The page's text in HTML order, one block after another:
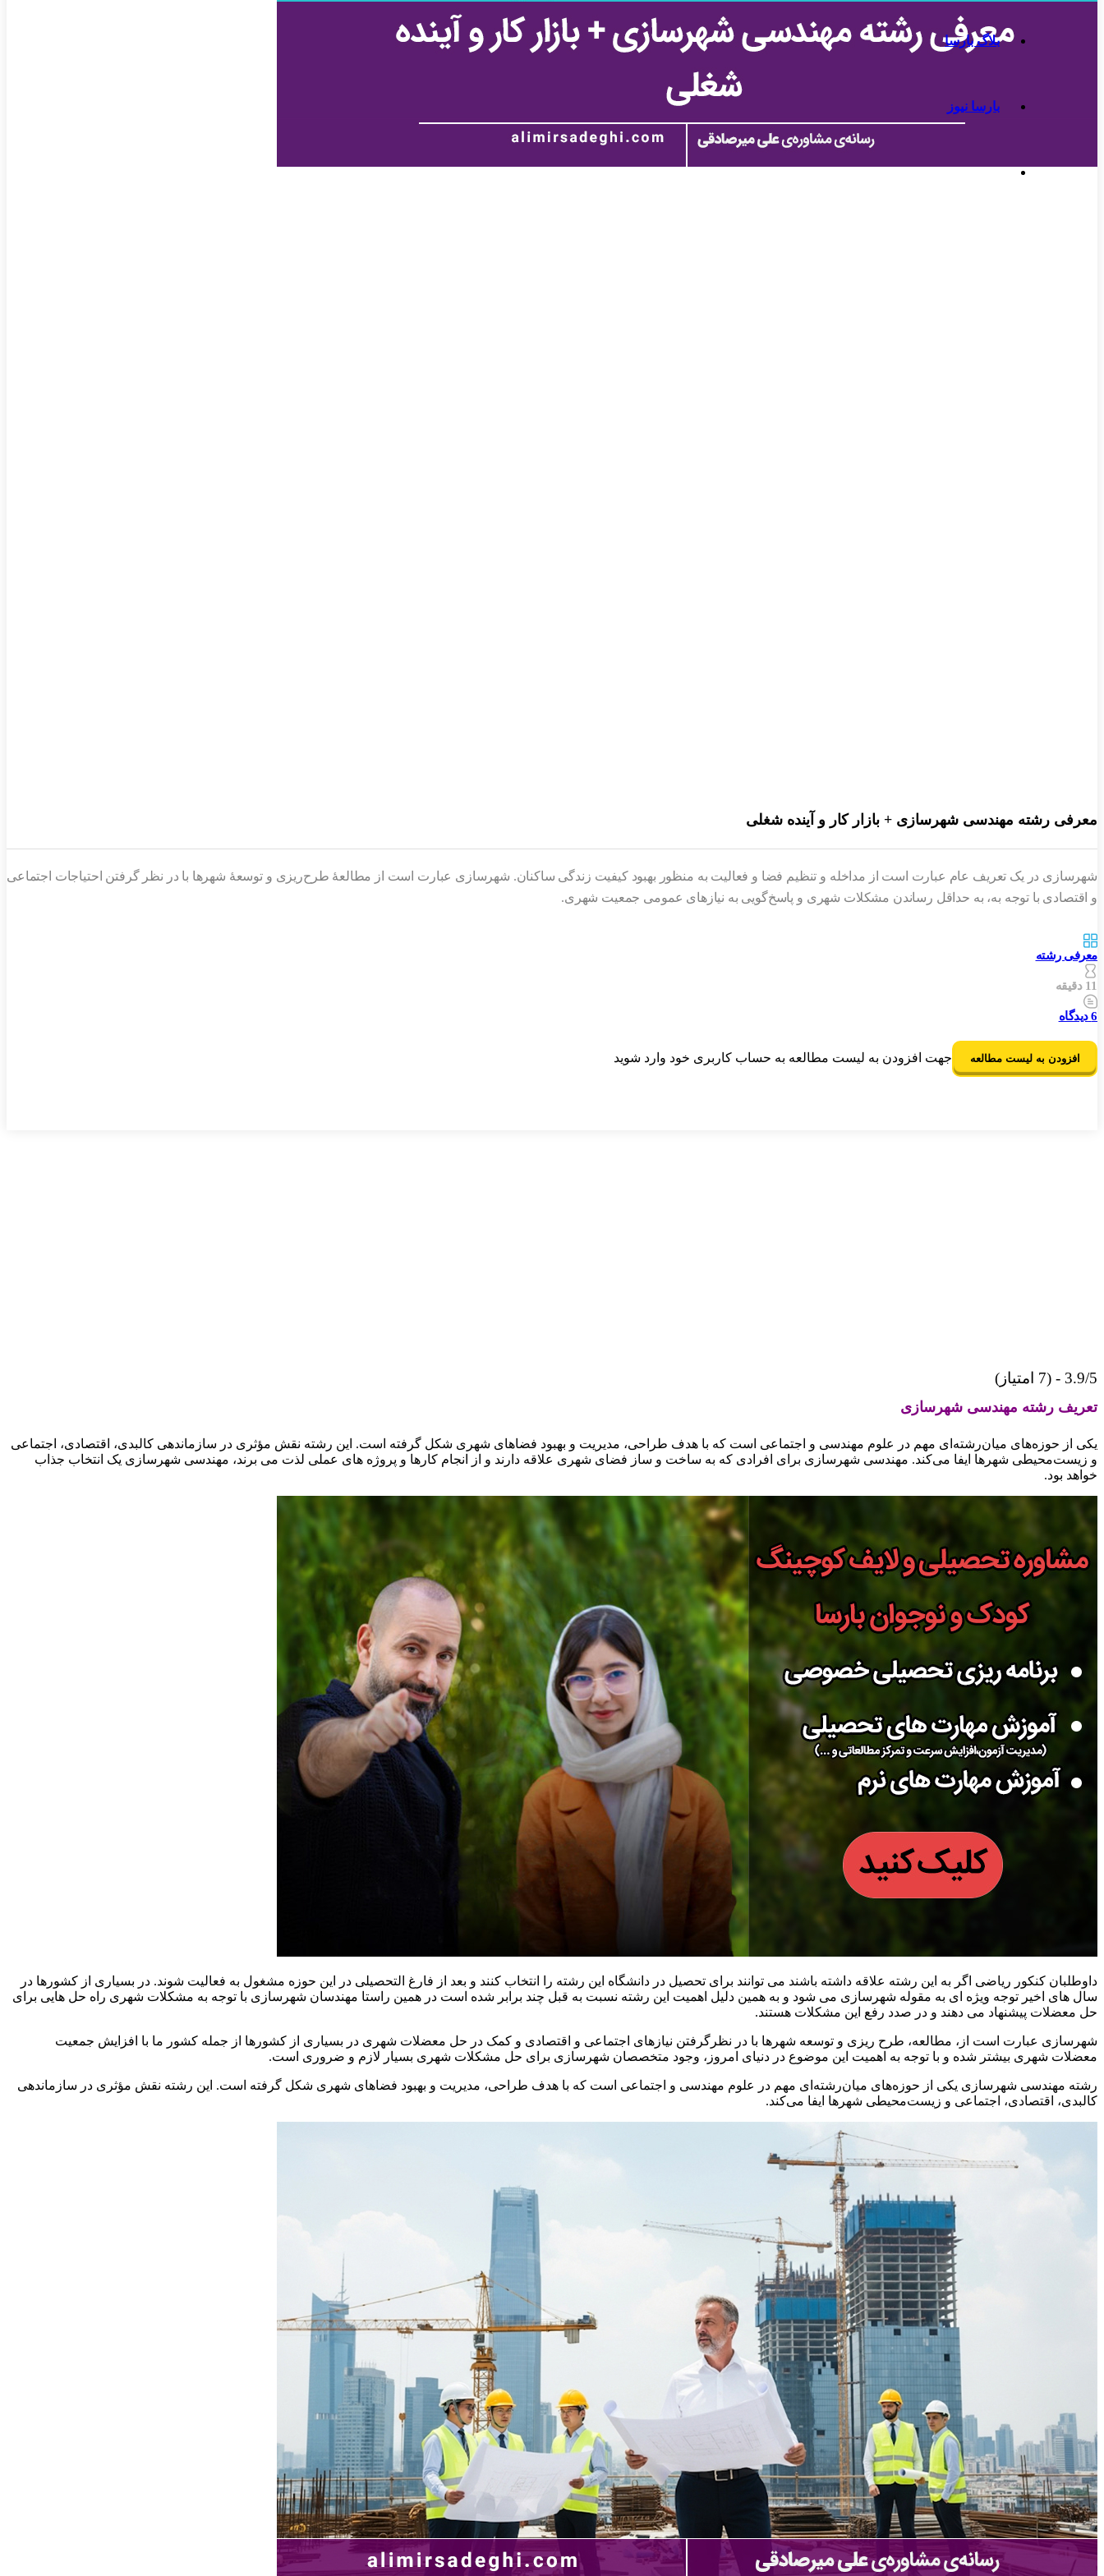
بلاگ بارسا
بارسا نیوز
معرفی رشته مهندسی شهرسازی + بازار کار و آینده شغلی
شهرسازی در یک تعریف عام عبارت است از مداخله و تنظیم فضا و فعالیت به منظور بهبود کیفیت زندگی ساکنان. شهرسازی عبارت است از مطالعهٔ طرح‌ریزی و توسعهٔ شهرها با در نظر گرفتن احتیاجات اجتماعی
و اقتصادی با توجه به، به حداقل رساندن مشکلات شهری و پاسخ‌گویی به نیازهای عمومی جمعیت شهری.
معرفی رشته
11 دقیقه
6 دیدگاه
افزودن به لیست مطالعه جهت افزودن به لیست مطالعه به حساب کاربری خود وارد شوید
3.9/5 - (7 امتیاز)
تعریف رشته مهندسی شهرسازی
یکی از حوزه‌های میان‌رشته‌ای مهم در علوم مهندسی و اجتماعی است که با هدف طراحی، مدیریت و بهبود فضاهای شهری شکل گرفته است. این رشته نقش مؤثری در سازماندهی کالبدی، اقتصادی، اجتماعی
و زیست‌محیطی شهرها ایفا می‌کند. مهندسی شهرسازی برای افرادی که به ساخت و ساز فضای شهری علاقه دارند و از انجام کارها و پروژه های عملی لذت می برند، مهندسی شهرسازی یک انتخاب جذاب
خواهد بود.
داوطلبان کنکور ریاضی اگر به این رشته علاقه داشته باشند می توانند برای تحصیل در دانشگاه این رشته را انتخاب کنند و بعد از فارغ التحصیلی در این حوزه مشغول به فعالیت شوند. در بسیاری از کشورها در
سال های اخیر توجه ویژه ای به مقوله شهرسازی می شود و به همین دلیل اهمیت این رشته نسبت به قبل چند برابر شده است در همین راستا مهندسان شهرسازی با توجه به مشکلات شهری راه حل هایی برای
حل معضلات پیشنهاد می دهند و در صدد رفع این مشکلات هستند.
شهرسازی عبارت است از، مطالعه، طرح ریزی و توسعه شهرها با در نظرگرفتن نیازهای اجتماعی و اقتصادی و کمک در حل معضلات شهری در بسیاری از کشورها از جمله کشور ما با افزایش جمعیت
معضلات شهری بیشتر شده و با توجه به اهمیت این موضوع در دنیای امروز، وجود متخصصان شهرسازی برای حل مشکلات شهری بسیار لازم و ضروری است.
رشته مهندسی شهرسازی یکی از حوزه‌های میان‌رشته‌ای مهم در علوم مهندسی و اجتماعی است که با هدف طراحی، مدیریت و بهبود فضاهای شهری شکل گرفته است. این رشته نقش مؤثری در سازماندهی
کالبدی، اقتصادی، اجتماعی و زیست‌محیطی شهرها ایفا می‌کند.